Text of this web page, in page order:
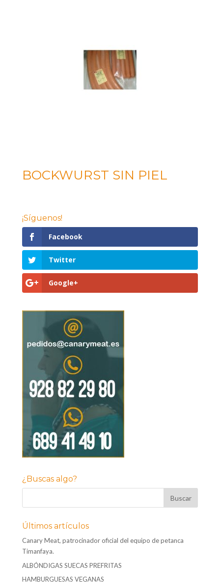
BOCKWURST SIN PIEL
¡Síguenos!
Facebook
Twitter
Google+
¿Buscas algo?
Últimos artículos
Canary Meat, patrocinador oficial del equipo de petanca
Timanfaya.
ALBÓNDIGAS SUECAS PREFRITAS
HAMBURGUESAS VEGANAS